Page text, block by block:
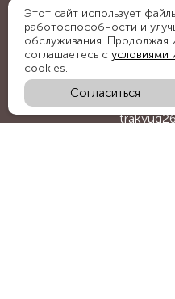
ул.
Этот сайт использует
работоспособности и
обслуживания. Продолжая
соглашаетесь с условиями
cookies.
Согласиться